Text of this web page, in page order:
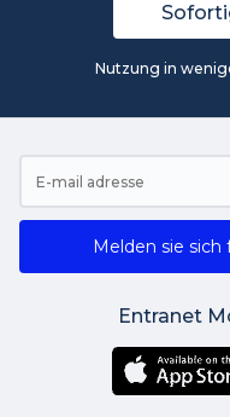
Nutzung in
Melden sie sich
Entranet